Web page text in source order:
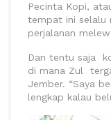
Pecinta Kopi,
tempat ini selalu
perjalanan
Dan tentu saja
di mana Zul
Jember. “Saya
lengkap kalau